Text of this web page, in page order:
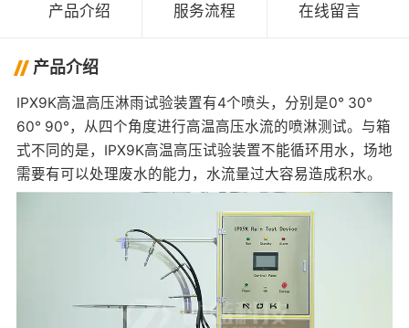
产品介绍 服务流程 在线留言
产品介绍
IPX9K高温高压淋雨试验装置有4个喷头，分别是0° 30°
60° 90°，从四个角度进行高温高压水流的喷淋测试。与箱
式不同的是，IPX9K高温高压试验装置不能循环用水，场地
需要有可以处理废水的能力，水流量过大容易造成积水。